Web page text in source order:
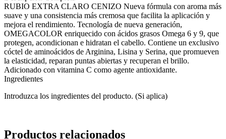
RUBIO EXTRA CLARO CENIZO Nueva fórmula con aroma más
suave y una consistencia más cremosa que facilita la aplicación y
mejora el rendimiento. Tecnología de nueva generación,
OMEGACOLOR enriquecido con ácidos grasos Omega 6 y 9, que
protegen, acondicionan e hidratan el cabello. Contiene un exclusivo
cóctel de aminoácidos de Arginina, Lisina y Serina, que promueven
la elasticidad, reparan puntas abiertas y recuperan el brillo.
Adicionado con vitamina C como agente antioxidante.
Ingredientes
Introduzca los ingredientes del producto. (Si aplica)
Productos relacionados